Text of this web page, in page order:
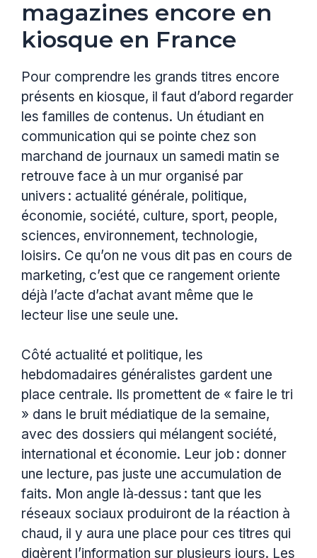
magazines encore en
kiosque en France
Pour comprendre les grands titres encore
présents en kiosque, il faut d’abord regarder
les familles de contenus. Un étudiant en
communication qui se pointe chez son
marchand de journaux un samedi matin se
retrouve face à un mur organisé par
univers : actualité générale, politique,
économie, société, culture, sport, people,
sciences, environnement, technologie,
loisirs. Ce qu’on ne vous dit pas en cours de
marketing, c’est que ce rangement oriente
déjà l’acte d’achat avant même que le
lecteur lise une seule une.
Côté actualité et politique, les
hebdomadaires généralistes gardent une
place centrale. Ils promettent de « faire le tri
» dans le bruit médiatique de la semaine,
avec des dossiers qui mélangent société,
international et économie. Leur job : donner
une lecture, pas juste une accumulation de
faits. Mon angle là‑dessus : tant que les
réseaux sociaux produiront de la réaction à
chaud, il y aura une place pour ces titres qui
digèrent l’information sur plusieurs jours. Les